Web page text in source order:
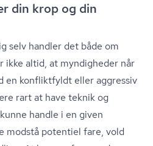
din krop og din
selv handler det både om
ikke altid, at myndigheder når
en konfliktfyldt eller aggressiv
rart at have teknik og
handle i en given
modstå potentiel fare, vold